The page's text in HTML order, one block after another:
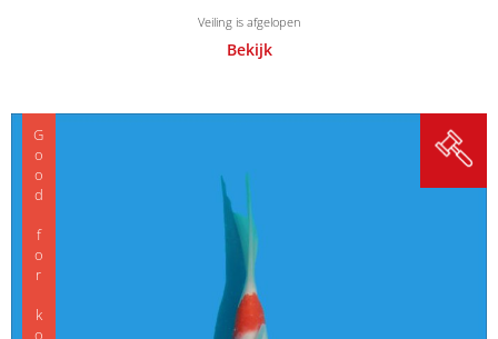
Veiling is afgelopen
Bekijk